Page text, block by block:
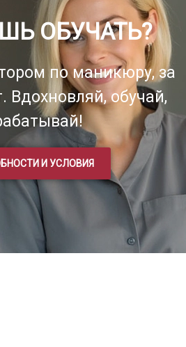
ОБУЧАТЬ?
по маникюру, за
Вдохновляй, обучай,
И УСЛОВИЯ